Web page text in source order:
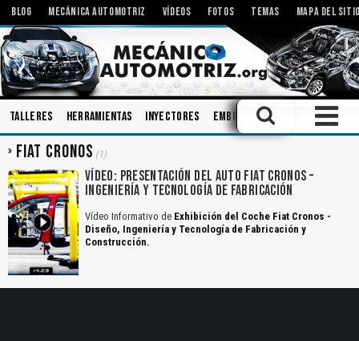
BLOG MECÁNICA AUTOMOTRIZ VÍDEOS FOTOS TEMAS MAPA DEL
Talleres Herramientas Inyectores Embrague Pistones
FIAT CRONOS (1)
VÍDEO: PRESENTACIÓN DEL AUTO FIAT CRONOS –
INGENIERÍA Y TECNOLOGÍA DE FABRICACIÓN
Vídeo Informativo de Exhibición del Coche Fiat Cronos -
Diseño, Ingeniería y Tecnología de Fabricación y
Construcción.